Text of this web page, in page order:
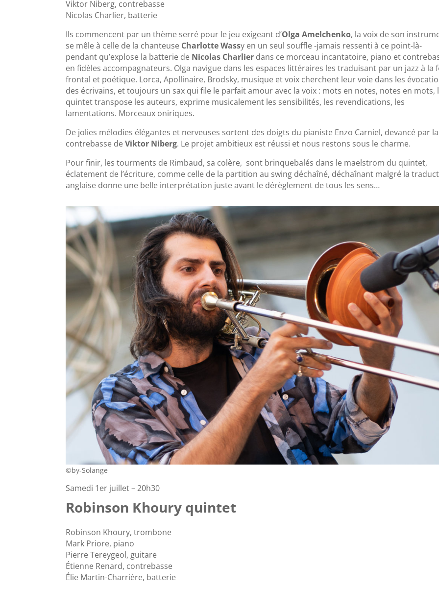
Viktor Niberg, contrebasse
Nicolas Charlier, batterie
Ils commencent par un thème serré pour le jeu exigeant d’Olga Amelchenko, la voix de son
se mêle à celle de la chanteuse Charlotte Wassy en un seul souffle -jamais ressenti à ce point-là-
pendant qu’explose la batterie de Nicolas Charlier dans ce morceau incantatoire, piano et
en fidèles accompagnateurs. Olga navigue dans les espaces littéraires les traduisant par un jazz à la
frontal et poétique. Lorca, Apollinaire, Brodsky, musique et voix cherchent leur voie dans les
des écrivains, et toujours un sax qui file le parfait amour avec la voix : mots en notes, notes en mots,
quintet transpose les auteurs, exprime musicalement les sensibilités, les revendications, les
lamentations. Morceaux oniriques.
De jolies mélodies élégantes et nerveuses sortent des doigts du pianiste Enzo Carniel, devancé par la
contrebasse deViktor Niberg. Le projet ambitieux est réussi et nous restons sous le charme.
Pour finir, les tourments de Rimbaud, sa colère, sont brinquebalés dans le maelstrom du quintet,
éclatement de l’écriture, comme celle de la partition au swing déchaîné, déchaînant malgré la
anglaise donne une belle interprétation juste avant le dérèglement de tous les sens…
©by-Solange
Samedi 1er juillet – 20h30
Robinson Khoury quintet
Robinson Khoury, trombone
Mark Priore, piano
Pierre Tereygeol, guitare
Étienne Renard, contrebasse
Élie Martin-Charrière, batterie